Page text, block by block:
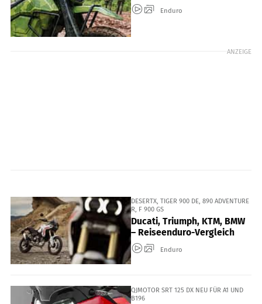
Enduro
ANZEIGE
DESERTX, TIGER 900 DE, 890 ADVENTURE
R, F 900 GS
Ducati, Triumph, KTM, BMW
– Reiseenduro-Vergleich
Enduro
QJMOTOR SRT 125 DX NEU FÜR A1 UND
B196